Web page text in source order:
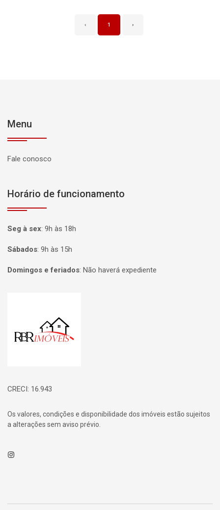
‹ 1 ›
Menu
Fale conosco
Horário de funcionamento
Seg à sex: 9h às 18h
Sábados: 9h às 15h
Domingos e feriados: Não haverá expediente
CRECI: 16.943
Os valores, condições e disponibilidade dos imóveis estão sujeitos
a alterações sem aviso prévio.
Instagram